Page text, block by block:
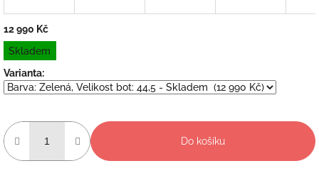
12 990 Kč
Měrná
cena:
Skladem
Varianta:
Do košíku